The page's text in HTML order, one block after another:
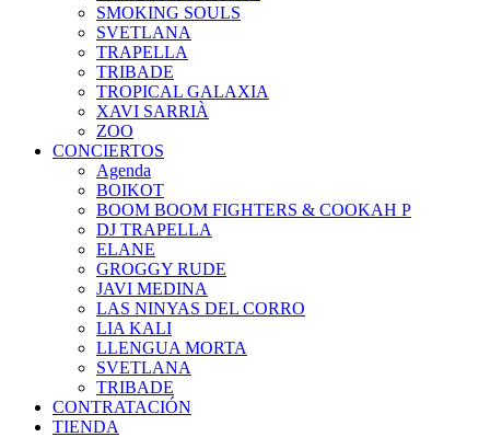
SMOKING SOULS
SVETLANA
TRAPELLA
TRIBADE
TROPICAL GALAXIA
XAVI SARRIÀ
ZOO
CONCIERTOS
Agenda
BOIKOT
BOOM BOOM FIGHTERS & COOKAH P
DJ TRAPELLA
ELANE
GROGGY RUDE
JAVI MEDINA
LAS NINYAS DEL CORRO
LIA KALI
LLENGUA MORTA
SVETLANA
TRIBADE
CONTRATACIÓN
TIENDA